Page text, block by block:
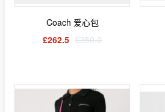
Coach 爱心包
£262.5 £350.0